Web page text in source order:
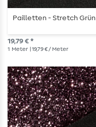
Pailletten - Stretch Grün
19,79 € *
1 Meter | 19,79 € / Meter